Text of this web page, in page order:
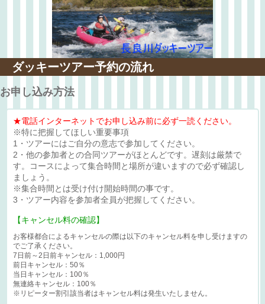
ダッキーツアー予約の流れ
お申し込み方法
★電話インターネットでお申し込み前に必ず一読ください。
※特に把握してほしい重要事項
1・ツアーにはご自分の意志で参加してください。
2・他の参加者との合同ツアーがほとんどです。遅刻は厳禁で
す。コースによって集合時間と場所が違いますので必ず確認し
ましょう。
※集合時間とは受け付け開始時間の事です。
3・ツアー内容を参加者全員が把握してください。
【キャンセル料の確認】
お客様都合によるキャンセルの際は以下のキャンセル料を申し受けますの
でご了承ください。
7日前～2日前キャンセル：1,000円
前日キャンセル：50％
当日キャンセル：100％
無連絡キャンセル：100％
※リピーター割引該当者はキャンセル料は発生いたしません。